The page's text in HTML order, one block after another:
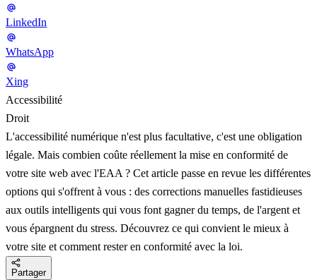
LinkedIn
WhatsApp
Xing
Accessibilité
Droit
L'accessibilité numérique n'est plus facultative, c'est une obligation
légale. Mais combien coûte réellement la mise en conformité de
votre site web avec l'EAA ? Cet article passe en revue les différentes
options qui s'offrent à vous : des corrections manuelles fastidieuses
aux outils intelligents qui vous font gagner du temps, de l'argent et
vous épargnent du stress. Découvrez ce qui convient le mieux à
votre site et comment rester en conformité avec la loi.
Partager